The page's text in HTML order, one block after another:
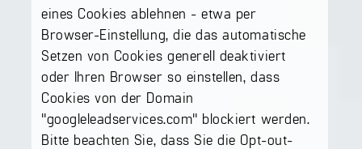
eines Cookies ablehnen - etwa per
Browser-Einstellung, die das automatische
Setzen von Cookies generell deaktiviert
oder Ihren Browser so einstellen, dass
Cookies von der Domain
"googleleadservices.com" blockiert werden.
Bitte beachten Sie, dass Sie die Opt-out-